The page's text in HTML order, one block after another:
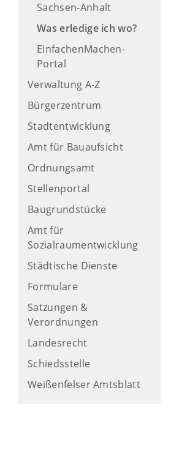
Sachsen-Anhalt
Was erledige ich wo?
EinfachenMachen-
Portal
Verwaltung A-Z
Bürgerzentrum
Stadtentwicklung
Amt für Bauaufsicht
Ordnungsamt
Stellenportal
Baugrundstücke
Amt für
Sozialraumentwicklung
Städtische Dienste
Formulare
Satzungen &
Verordnungen
Landesrecht
Schiedsstelle
Weißenfelser Amtsblatt